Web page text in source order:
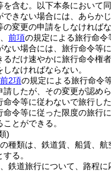
を含む。以下本条において
できない場合には、あらか
の変更の申請をしなければな
前項の規定による旅行命令
ない場合には、旅行命令等
るだけ速やかに旅行命令権
なければならない。
前2項の規定による旅行命令
請したが、その変更が認め
命令等に従わないで旅行し
命令等に従った限度の旅行
とができる。
)
種類は、鉄道賃、船賃、航
る。
鉄道旅行について、路程に